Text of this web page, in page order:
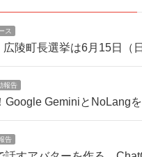
ス
陵町長選挙は6月15日（
報告
Google GeminiとNoLang
告